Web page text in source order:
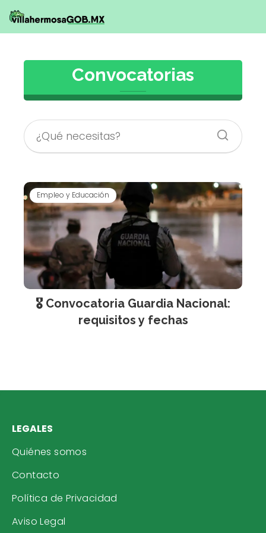
Convocatorias
Empleo y Educación
🎖️ Convocatoria Guardia Nacional:
requisitos y fechas
LEGALES
Quiénes somos
Contacto
Política de Privacidad
Aviso Legal